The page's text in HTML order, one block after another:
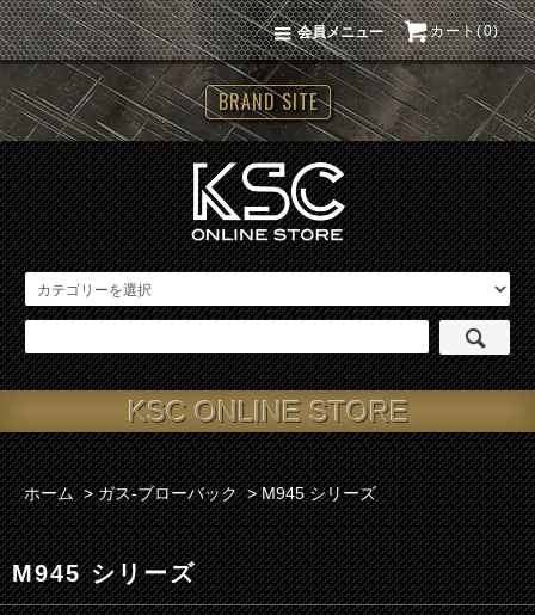
カート(0)
会員メニュー
BRAND SITE
KSC ONLINE STORE
ホーム >ガス-ブローバック >M945 シリーズ
M945 シリーズ